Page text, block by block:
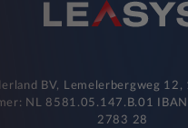
BV, Lemelerbergweg
NL 8581.05.147.B.01
2783 28